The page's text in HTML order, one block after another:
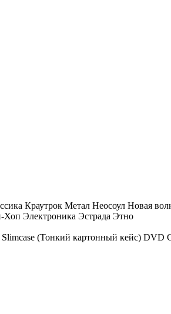
Краутрок Метал Неосоул Новая
Хоп Электроника Эстрада Этно
Slimcase (Тонкий картонный кейс) DVD